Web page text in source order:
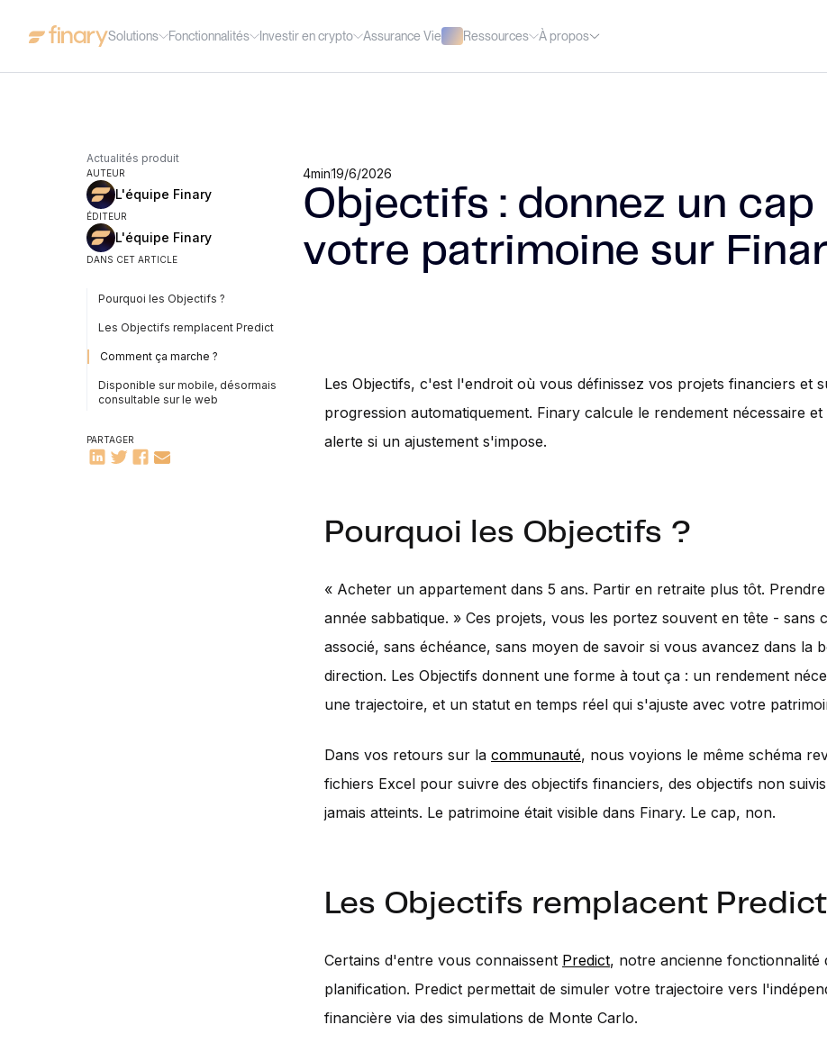
Solutions Fonctionnalités Investir en crypto Assurance Vie Ressources À propos
Actualités produit
AUTEUR
L'équipe Finary
ÉDITEUR
L'équipe Finary
DANS CET ARTICLE
Pourquoi les Objectifs ?
Les Objectifs remplacent Predict
Comment ça marche ?
Disponible sur mobile, désormais
consultable sur le web
PARTAGER
4min19/6/2026
Objectifs : donnez un cap
votre patrimoine sur
Les Objectifs, c'est l'endroit où vous définissez vos projets financiers et
progression automatiquement. Finary calcule le rendement nécessaire et
alerte si un ajustement s'impose.
Pourquoi les Objectifs ?
« Acheter un appartement dans 5 ans. Partir en retraite plus tôt.
année sabbatique. » Ces projets, vous les portez souvent en tête - sans
associé, sans échéance, sans moyen de savoir si vous avancez dans la
direction. Les Objectifs donnent une forme à tout ça : un rendement
une trajectoire, et un statut en temps réel qui s'ajuste avec votre
Dans vos retours sur la communauté, nous voyions le même schéma
fichiers Excel pour suivre des objectifs financiers, des objectifs non
jamais atteints. Le patrimoine était visible dans Finary. Le cap, non.
Les Objectifs remplacent Predict
Certains d'entre vous connaissent Predict, notre ancienne fonctionnalité
planification. Predict permettait de simuler votre trajectoire vers
financière via des simulations de Monte Carlo.